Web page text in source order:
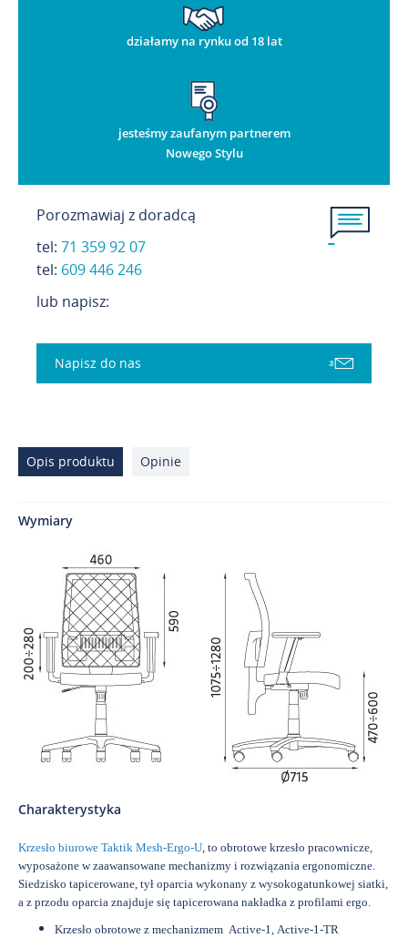
działamy na rynku od 18 lat
jesteśmy zaufanym partnerem
Nowego Stylu
Porozmawiaj z doradcą
tel: 71 359 92 07
tel: 609 446 246
lub napisz:
Napisz do nas
Opis produktu
Wymiary
Charakterystyka
Krzesło biurowe Taktik Mesh-Ergo-U , to obrotowe krzesło pracownicze,
wyposażone w zaawansowane mechanizmy i rozwiązania ergonomiczne.
Siedzisko tapicerowane, tył oparcia wykonany z wysokogatunkowej siatki,
a z przodu oparcia znajduje się tapicerowana nakładka z profilami ergo.
Krzesło obrotowe z mechanizmem Active-1, Active-1-TR
Opinie